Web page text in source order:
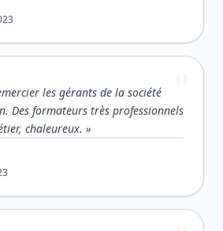
les gérants de la société
Des formateurs très professionnels
chaleureux. »